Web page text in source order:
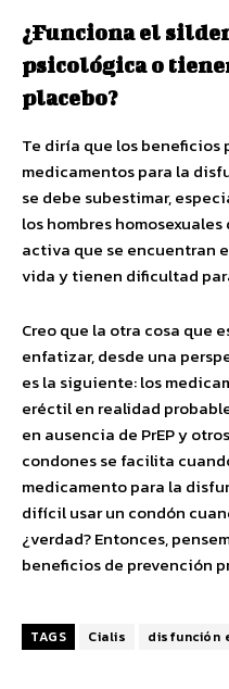
¿Funciona el
psicológica o
placebo?
Te diría que los beneficios
medicamentos para la
se debe subestimar,
los hombres
activa que se encuentran
vida y tienen dificultad
Creo que la otra cosa que
enfatizar, desde una
es la siguiente: los
eréctil en realidad
en ausencia de PrEP y
condones se facilita
medicamento para la
difícil usar un condón
¿verdad? Entonces,
beneficios de prevención
TAGS Cialis disfunción